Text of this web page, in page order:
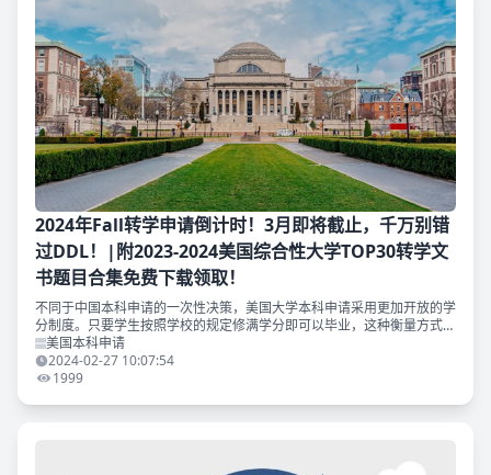
2024年Fall转学申请倒计时！3月即将截止，千万别错
过DDL！|附2023-2024美国综合性大学TOP30转学文
书题目合集免费下载领取！
不同于中国本科申请的一次性决策，美国大学本科申请采用更加开放的学
分制度。只要学生按照学校的规定修满学分即可以毕业，这种衡量方式是
比较开放的，即便是校与校之间的转换，或者是专业与专业之间的转换都
比较灵活。 其实在美
美国本科申请
2024-02-27 10:07:54
1999